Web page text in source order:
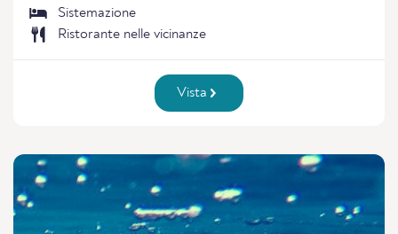
Sistemazione
Ristorante nelle vicinanze
Vista